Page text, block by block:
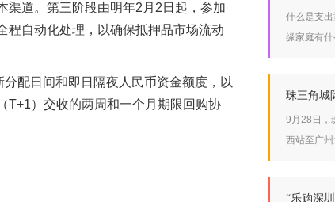
渠道。第三阶段由明年2月2日起，参加
程自动化处理，以确保抵押品市场流动
配日间和即日隔夜人民币资金额度，以
T+1）交收的两周和一个月期限回购协
什么是支
缘家庭有
9月28日，
西站至广